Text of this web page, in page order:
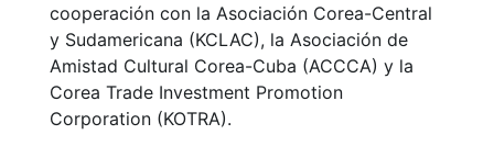
cooperación con la Asociación Corea-Central
y Sudamericana (KCLAC), la Asociación de
Amistad Cultural Corea-Cuba (ACCCA) y la
Corea Trade Investment Promotion
Corporation (KOTRA).